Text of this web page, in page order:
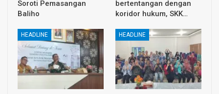
Soroti Pemasangan
Baliho
bertentangan dengan
koridor hukum, SKK…
HEADLINE HEADLINE